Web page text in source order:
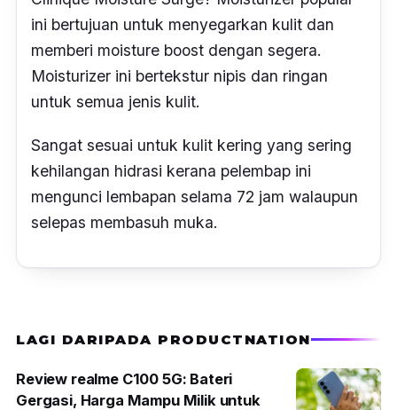
ini bertujuan untuk menyegarkan kulit dan
memberi moisture boost dengan segera.
Moisturizer ini bertekstur nipis dan ringan
untuk semua jenis kulit.
Sangat sesuai untuk kulit kering yang sering
kehilangan hidrasi kerana pelembap ini
mengunci lembapan selama 72 jam walaupun
selepas membasuh muka.
LAGI DARIPADA PRODUCTNATION
Review realme C100 5G: Bateri
Gergasi, Harga Mampu Milik untuk